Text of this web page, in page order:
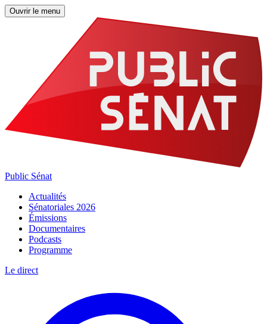
Ouvrir le menu
Public Sénat
Actualités
Sénatoriales 2026
Émissions
Documentaires
Podcasts
Programme
Le direct